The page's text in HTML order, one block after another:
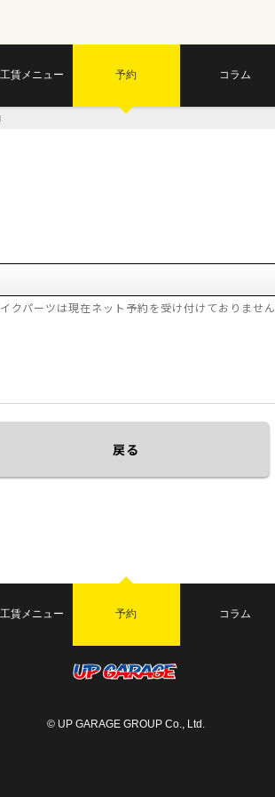
賃メニュー 予約 コラム
クパーツは現在ネット予約を受け付けておりません
戻る
賃メニュー 予約 コラム
© UP GARAGE GROUP Co., Ltd.